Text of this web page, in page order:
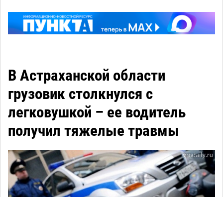
В Астраханской области
грузовик столкнулся с
легковушкой – ее водитель
получил тяжелые травмы